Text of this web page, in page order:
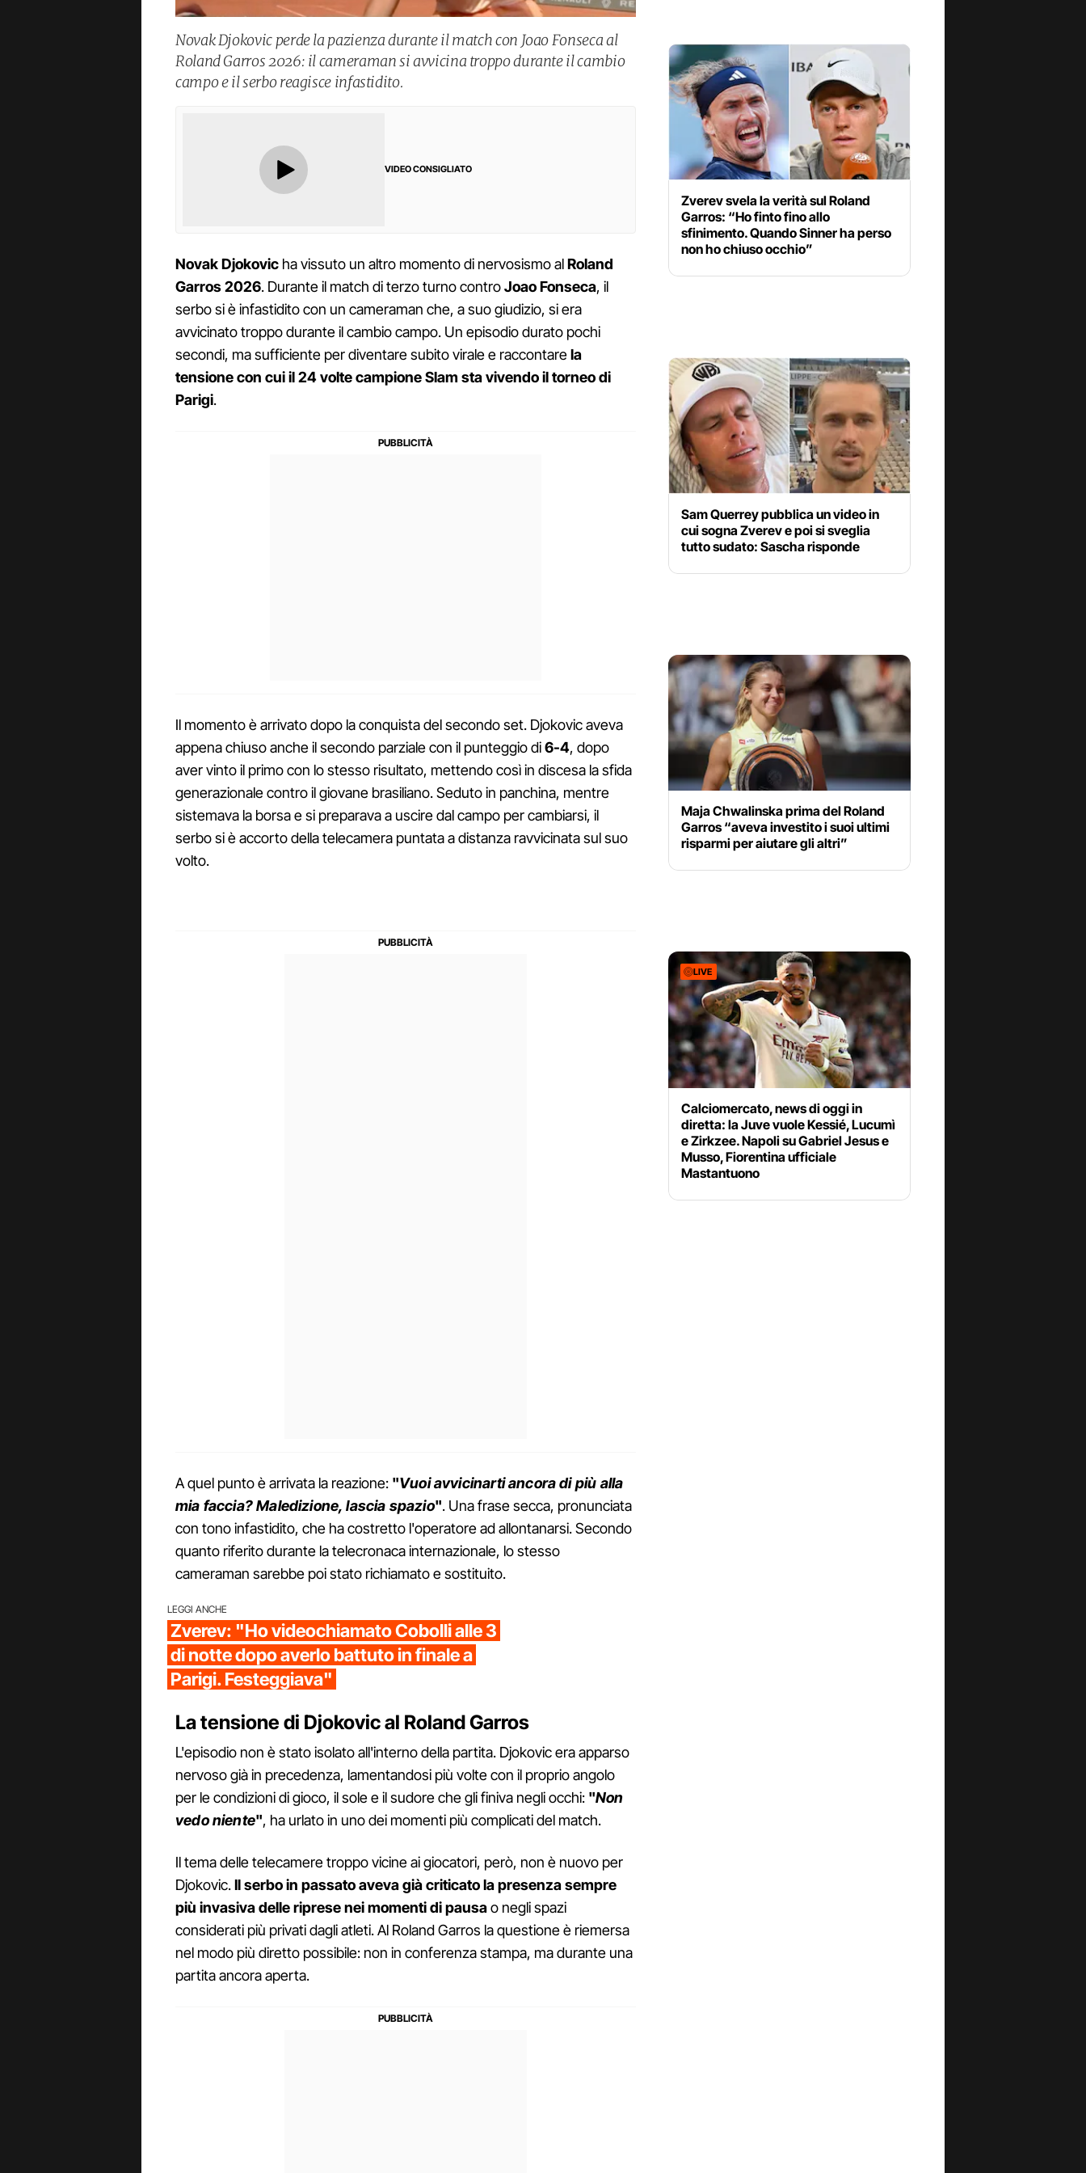
Novak Djokovic perde la pazienza durante il match con Joao Fonseca al
Roland Garros 2026: il cameraman si avvicina troppo durante il cambio
campo e il serbo reagisce infastidito.
VIDEO CONSIGLIATO
Novak Djokovic ha vissuto un altro momento di nervosismo alRoland
Garros 2026. Durante il match di terzo turno controJoao Fonseca, il
serbo si è infastidito con un cameraman che, a suo giudizio, si era
avvicinato troppo durante il cambio campo. Un episodio durato pochi
secondi, ma sufficiente per diventare subito virale e raccontarela
tensione con cui il 24 volte campione Slam sta vivendo il torneo di
Parigi.
Il momento è arrivato dopo la conquista del secondo set. Djokovic aveva
appena chiuso anche il secondo parziale con il punteggio di6-4, dopo
aver vinto il primo con lo stesso risultato, mettendo così in discesa la sfida
generazionale contro il giovane brasiliano. Seduto in panchina, mentre
sistemava la borsa e si preparava a uscire dal campo per cambiarsi, il
serbo si è accorto della telecamera puntata a distanza ravvicinata sul suo
volto.
A quel punto è arrivata la reazione: "Vuoi avvicinarti ancora di più alla
mia faccia? Maledizione, lascia spazio". Una frase secca, pronunciata
con tono infastidito, che ha costretto l'operatore ad allontanarsi. Secondo
quanto riferito durante la telecronaca internazionale, lo stesso
cameraman sarebbe poi stato richiamato e sostituito.
LEGGI ANCHE
Zverev: "Ho videochiamato Cobolli alle 3
di notte dopo averlo battuto in finale a
Parigi. Festeggiava"
La tensione di Djokovic al Roland Garros
L'episodio non è stato isolato all'interno della partita. Djokovic era apparso
nervoso già in precedenza, lamentandosi più volte con il proprio angolo
per le condizioni di gioco, il sole e il sudore che gli finiva negli occhi: "Non
vedo niente", ha urlato in uno dei momenti più complicati del match.
Il tema delle telecamere troppo vicine ai giocatori, però, non è nuovo per
Djokovic.Il serbo in passato aveva già criticato la presenza sempre
più invasiva delle riprese nei momenti di pausao negli spazi
considerati più privati dagli atleti. Al Roland Garros la questione è riemersa
nel modo più diretto possibile: non in conferenza stampa, ma durante una
partita ancora aperta.
Zverev svela la verità sul Roland
Garros: “Ho finto fino allo
sfinimento. Quando Sinner ha perso
non ho chiuso occhio”
Sam Querrey pubblica un video in
cui sogna Zverev e poi si sveglia
tutto sudato: Sascha risponde
Maja Chwalinska prima del Roland
Garros “aveva investito i suoi ultimi
risparmi per aiutare gli altri”
LIVE
Calciomercato, news di oggi in
diretta: la Juve vuole Kessié, Lucumì
e Zirkzee. Napoli su Gabriel Jesus e
Musso, Fiorentina ufficiale
Mastantuono